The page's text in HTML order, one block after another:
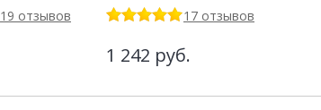
19 отзывов
17 отзывов
1 242 руб.